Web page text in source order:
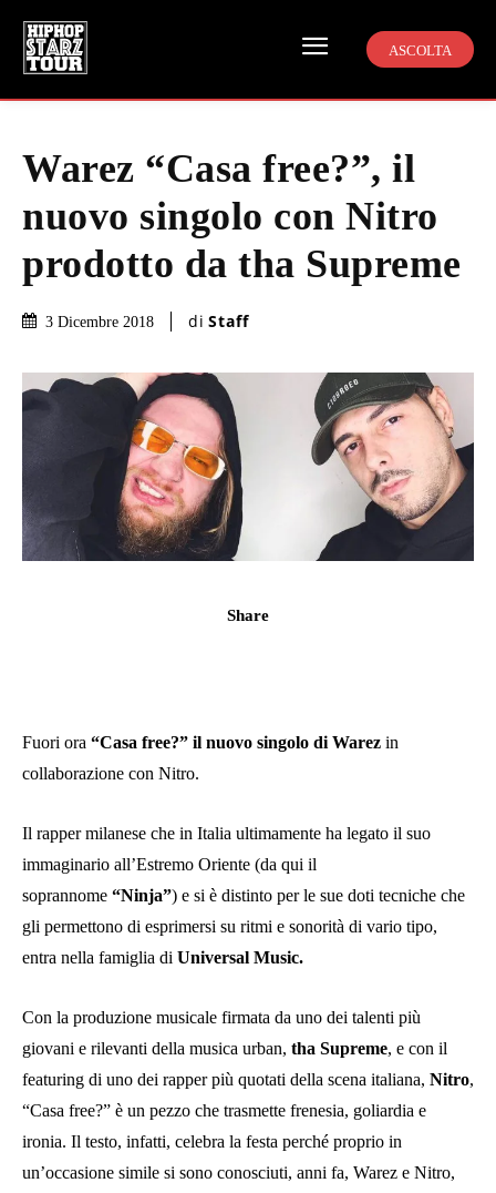
ASCOLTA
Warez “Casa free?”, il
nuovo singolo con Nitro
prodotto da tha Supreme
3 Dicembre 2018 di Staff
Share
Fuori ora “Casa free?” il nuovo singolo di Warez in
collaborazione con Nitro.
Il rapper milanese che in Italia ultimamente ha legato il suo
immaginario all’Estremo Oriente (da qui il
soprannome “Ninja”) e si è distinto per le sue doti tecniche che
gli permettono di esprimersi su ritmi e sonorità di vario tipo,
entra nella famiglia di Universal Music.
Con la produzione musicale firmata da uno dei talenti più
giovani e rilevanti della musica urban, tha Supreme, e con il
featuring di uno dei rapper più quotati della scena italiana, Nitro,
“Casa free?” è un pezzo che trasmette frenesia, goliardia e
ironia. Il testo, infatti, celebra la festa perché proprio in
un’occasione simile si sono conosciuti, anni fa, Warez e Nitro,